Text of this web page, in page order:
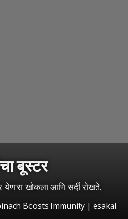
बूस्टर
येणारा खोकला आणि सर्दी रोखते.
Boosts Immunity | esakal